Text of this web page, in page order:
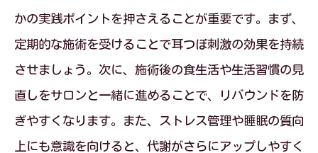
かの実践ポイントを押さえることが重要です。まず、
定期的な施術を受けることで耳つぼ刺激の効果を持続
させましょう。次に、施術後の食生活や生活習慣の見
直しをサロンと一緒に進めることで、リバウンドを防
ぎやすくなります。また、ストレス管理や睡眠の質向
上にも意識を向けると、代謝がさらにアップしやすく